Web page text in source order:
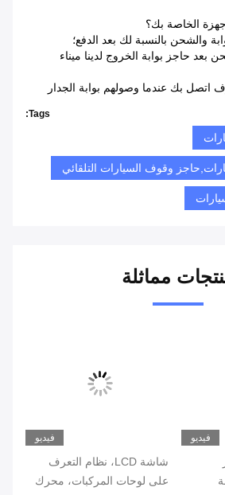
والشحن بالنسبة لك بعد الدفع؛
حاجز بوابة الخروج لدينا ميناء
اتصل بك عندما وصولهم بوابة الجدار
Tags:
وقوف السيارات التلقائي
مماثلة
فيديو فيديو
شاشة LCD، نظام التعرف
على لوحات المركبات، محرك